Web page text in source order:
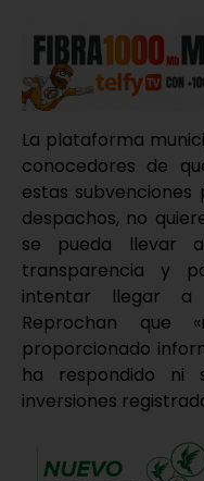
La plataforma
conocedores de
estas
despachos, no
se pueda llevar
transparencia y
intentar llegar a
Reprochan
proporcionado
ha respondido ni
inversiones